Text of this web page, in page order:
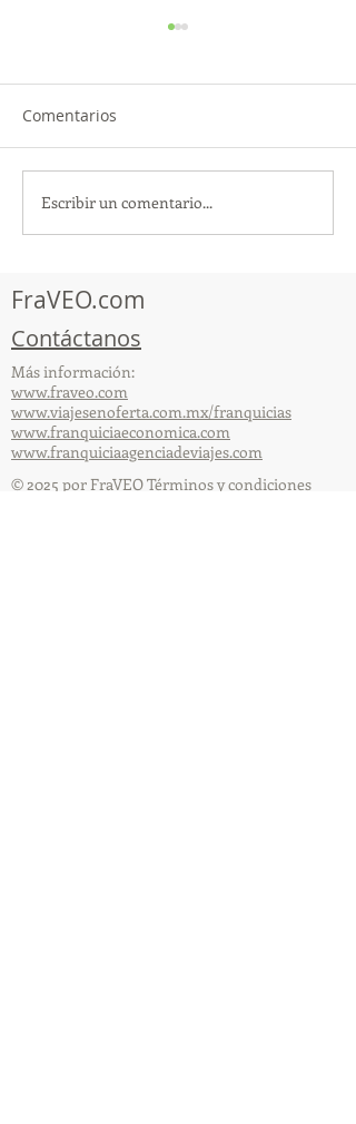
TourTravelynByFraveo
participó en la
Comentarios
Escribir un comentario...
FraVEO.com
Contáctanos
Más información:
www.fraveo.com
www.viajesenoferta.com.mx/franquicias
www.franquiciaeconomica.com
www.franquiciaagenciadeviajes.com
© 2025 por FraVEO Términos y condiciones